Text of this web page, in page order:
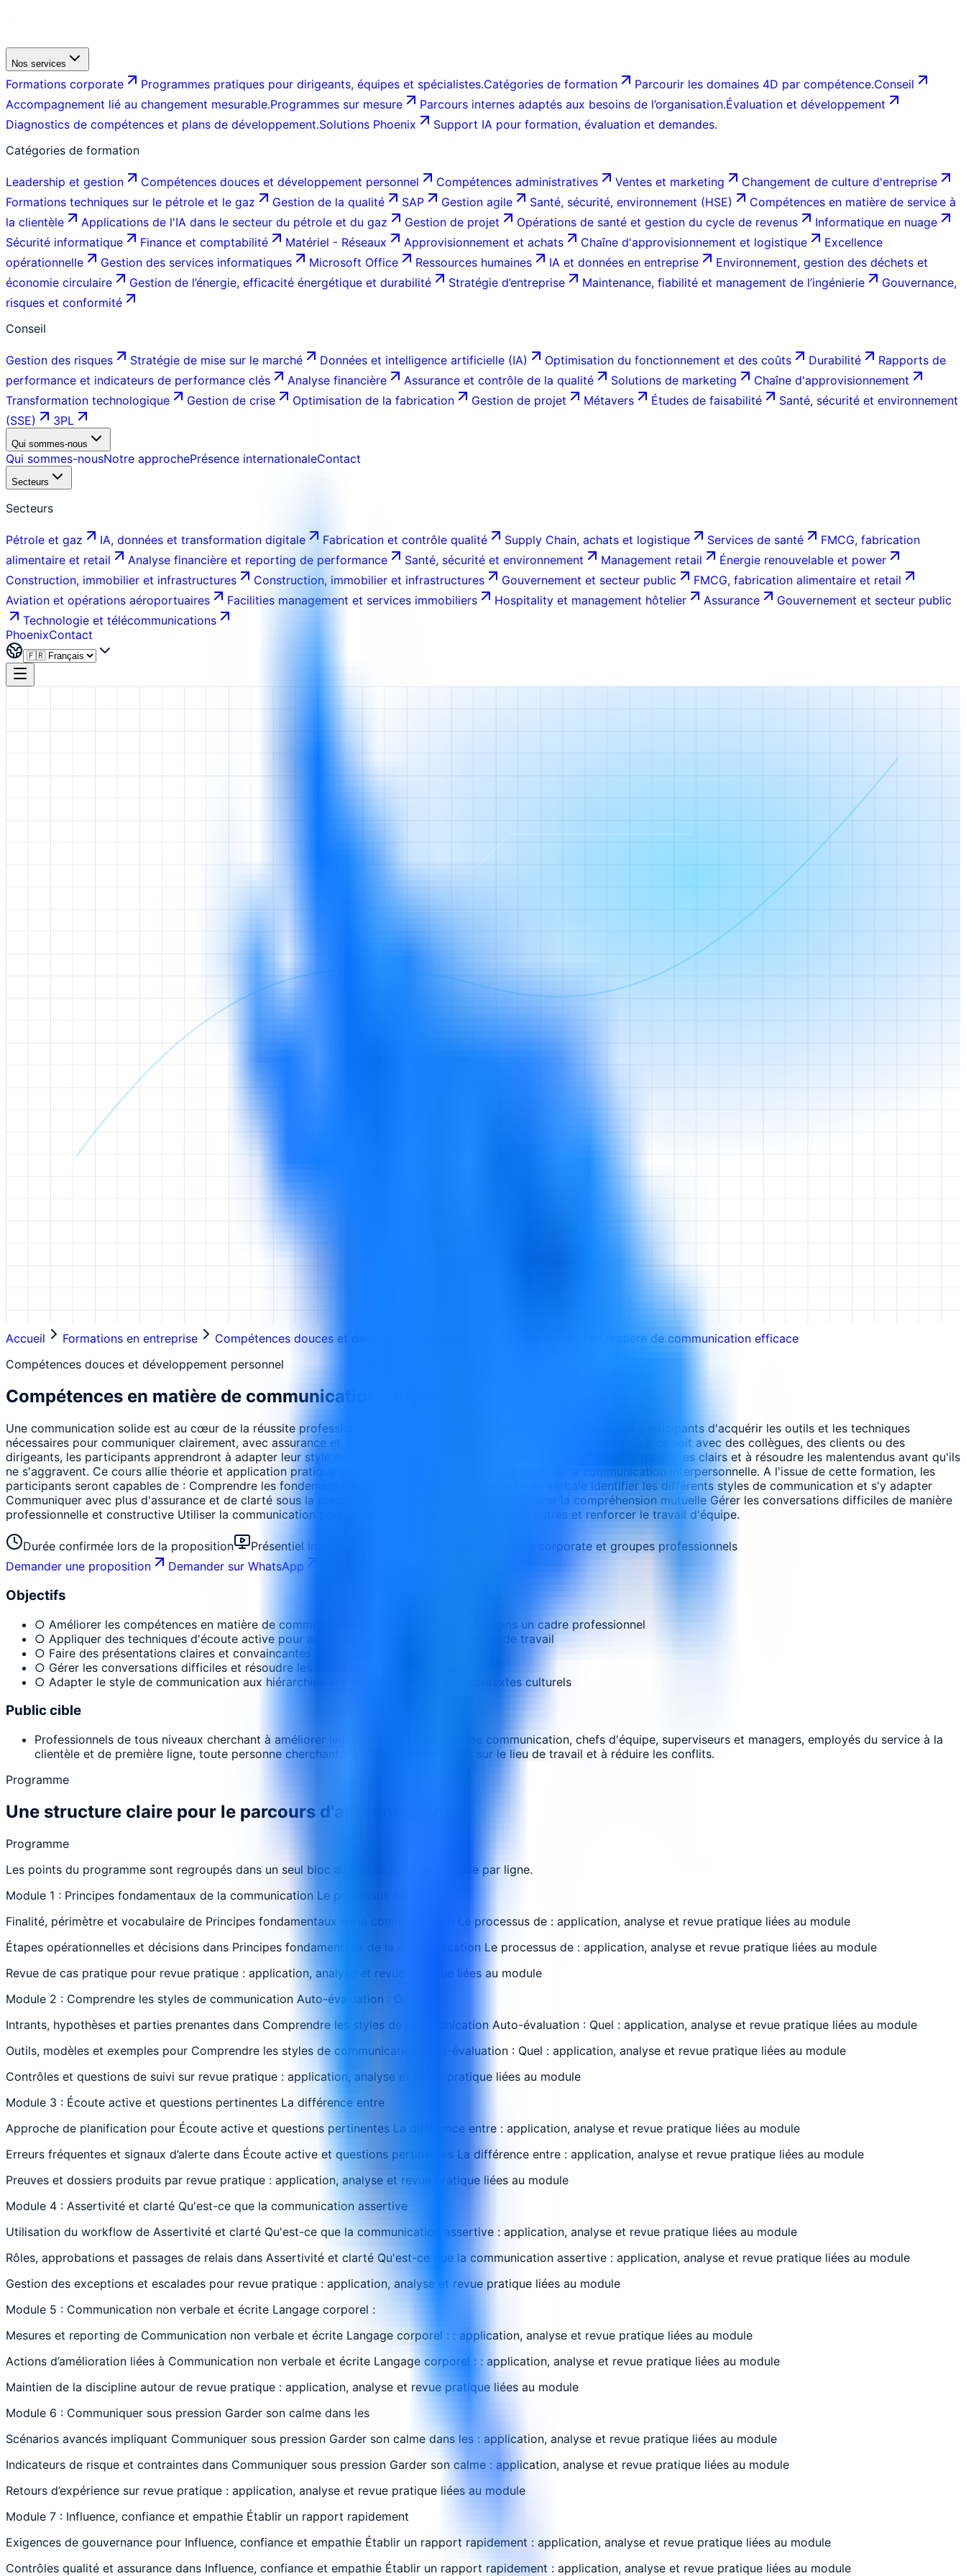
Nos services
Formations corporate Programmes pratiques pour dirigeants, équipes et spécialistes.Catégories de formation Parcourir les domaines 4D par compétence.Conseil
Accompagnement lié au changement mesurable.Programmes sur mesure Parcours internes adaptés aux besoins de l’organisation.Évaluation et développement
Diagnostics de compétences et plans de développement.Solutions Phoenix
Support IA pour formation, évaluation et demandes.
Catégories de formation
Leadership et gestion Compétences douces et développement personnel Compétences administratives Ventes et marketing
Changement de culture d'entreprise
Formations techniques sur le pétrole et le gaz
Gestion de la qualité SAP Gestion agile Santé, sécurité, environnement (HSE)
Compétences en matière de service à
la clientèle
Applications de l'IA dans le secteur du pétrole et du gaz Gestion de projet Opérations de santé et gestion du cycle de revenus
Informatique en nuage
Sécurité informatique
Finance et comptabilité Matériel - Réseaux Approvisionnement et achats Chaîne d'approvisionnement et logistique
Excellence
opérationnelle
Gestion des services informatiques Microsoft Office Ressources humaines IA et données en entreprise
Environnement, gestion des déchets et
économie circulaire
Gestion de l’énergie, efficacité énergétique et durabilité Stratégie d’entreprise Maintenance, fiabilité et management de l’ingénierie
Gouvernance,
risques et conformité
Conseil
Gestion des risques Stratégie de mise sur le marché Données et intelligence artificielle (IA) Optimisation du fonctionnement et des coûts Durabilité
Rapports de
performance et indicateurs de performance clés
Analyse financière Assurance et contrôle de la qualité Solutions de marketing
Chaîne d'approvisionnement
Transformation technologique
Gestion de crise Optimisation de la fabrication Gestion de projet Métavers Études de faisabilité
Santé, sécurité et environnement
(SSE)
3PL
Qui sommes-nous
Qui sommes-nousNotre approchePrésence internationaleContact
Secteurs
Secteurs
Pétrole et gaz IA, données et transformation digitale Fabrication et contrôle qualité Supply Chain, achats et logistique Services de santé
FMCG, fabrication
alimentaire et retail
Analyse financière et reporting de performance Santé, sécurité et environnement Management retail
Énergie renouvelable et power
Construction, immobilier et infrastructures
Construction, immobilier et infrastructures Gouvernement et secteur public
FMCG, fabrication alimentaire et retail
Aviation et opérations aéroportuaires
Facilities management et services immobiliers Hospitality et management hôtelier Assurance
Gouvernement et secteur public
Technologie et télécommunications
PhoenixContact
Accueil Formations en entreprise Compétences douces et développement personnel
Compétences en matière de communication efficace
Compétences douces et développement personnel
Compétences en matière de communication efficace
Une communication solide est au cœur de la réussite professionnelle et personnelle. Ce cours interactif permet aux participants d'acquérir les outils et les techniques
nécessaires pour communiquer clairement, avec assurance et de manière convaincante dans différents contextes. Que ce soit avec des collègues, des clients ou des
dirigeants, les participants apprendront à adapter leur style de communication, à écouter activement, à délivrer des messages clairs et à résoudre les malentendus avant qu'ils
ne s'aggravent. Ce cours allie théorie et application pratique pour garantir une amélioration durable de la communication interpersonnelle. A l'issue de cette formation, les
participants seront capables de : Comprendre les fondements de la communication verbale et non verbale Identifier les différents styles de communication et s'y adapter
Communiquer avec plus d'assurance et de clarté sous la pression Écouter activement pour améliorer la compréhension mutuelle Gérer les conversations difficiles de manière
professionnelle et constructive Utiliser la communication pour établir la confiance, influencer les autres et renforcer le travail d'équipe.
Durée confirmée lors de la proposition Présentiel interne, en ligne ou sur mesure
Équipes corporate et groupes professionnels
Demander une proposition
Demander sur WhatsApp
Objectifs
○ Améliorer les compétences en matière de communication verbale et non verbale dans un cadre professionnel
○ Appliquer des techniques d'écoute active pour améliorer les interactions sur le lieu de travail
○ Faire des présentations claires et convaincantes à des publics variés
○ Gérer les conversations difficiles et résoudre les obstacles à la communication
○ Adapter le style de communication aux hiérarchies organisationnelles et aux contextes culturels
Public cible
Professionnels de tous niveaux cherchant à améliorer leur efficacité en matière de communication, chefs d'équipe, superviseurs et managers, employés du service à la
clientèle et de première ligne, toute personne cherchant à améliorer les relations sur le lieu de travail et à réduire les conflits.
Programme
Une structure claire pour le parcours d'apprentissage.
Programme
Les points du programme sont regroupés dans un seul bloc au lieu de créer un module par ligne.
Module 1 : Principes fondamentaux de la communication Le processus de
Finalité, périmètre et vocabulaire de Principes fondamentaux de la communication Le processus de : application, analyse et revue pratique liées au module
Étapes opérationnelles et décisions dans Principes fondamentaux de la communication Le processus de : application, analyse et revue pratique liées au module
Revue de cas pratique pour revue pratique : application, analyse et revue pratique liées au module
Module 2 : Comprendre les styles de communication Auto-évaluation : Quel
Intrants, hypothèses et parties prenantes dans Comprendre les styles de communication Auto-évaluation : Quel : application, analyse et revue pratique liées au module
Outils, modèles et exemples pour Comprendre les styles de communication Auto-évaluation : Quel : application, analyse et revue pratique liées au module
Contrôles et questions de suivi sur revue pratique : application, analyse et revue pratique liées au module
Module 3 : Écoute active et questions pertinentes La différence entre
Approche de planification pour Écoute active et questions pertinentes La différence entre : application, analyse et revue pratique liées au module
Erreurs fréquentes et signaux d’alerte dans Écoute active et questions pertinentes La différence entre : application, analyse et revue pratique liées au module
Preuves et dossiers produits par revue pratique : application, analyse et revue pratique liées au module
Module 4 : Assertivité et clarté Qu'est-ce que la communication assertive
Utilisation du workflow de Assertivité et clarté Qu'est-ce que la communication assertive : application, analyse et revue pratique liées au module
Rôles, approbations et passages de relais dans Assertivité et clarté Qu'est-ce que la communication assertive : application, analyse et revue pratique liées au module
Gestion des exceptions et escalades pour revue pratique : application, analyse et revue pratique liées au module
Module 5 : Communication non verbale et écrite Langage corporel :
Mesures et reporting de Communication non verbale et écrite Langage corporel : : application, analyse et revue pratique liées au module
Actions d’amélioration liées à Communication non verbale et écrite Langage corporel : : application, analyse et revue pratique liées au module
Maintien de la discipline autour de revue pratique : application, analyse et revue pratique liées au module
Module 6 : Communiquer sous pression Garder son calme dans les
Scénarios avancés impliquant Communiquer sous pression Garder son calme dans les : application, analyse et revue pratique liées au module
Indicateurs de risque et contraintes dans Communiquer sous pression Garder son calme : application, analyse et revue pratique liées au module
Retours d’expérience sur revue pratique : application, analyse et revue pratique liées au module
Module 7 : Influence, confiance et empathie Établir un rapport rapidement
Exigences de gouvernance pour Influence, confiance et empathie Établir un rapport rapidement : application, analyse et revue pratique liées au module
Contrôles qualité et assurance dans Influence, confiance et empathie Établir un rapport rapidement : application, analyse et revue pratique liées au module